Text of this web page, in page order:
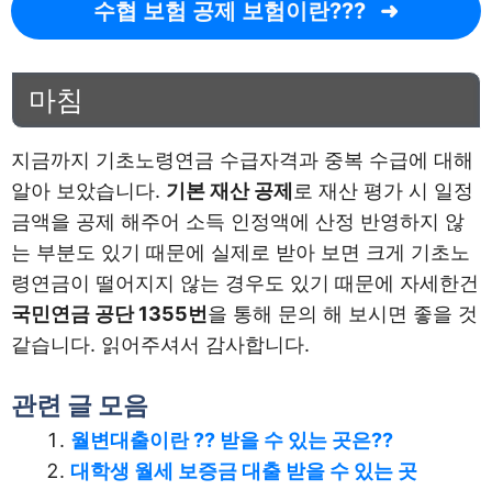
수협 보험 공제 보험이란???
마침
지금까지 기초노령연금 수급자격과 중복 수급에 대해
알아 보았습니다. 기본 재산 공제 로 재산 평가 시 일정
금액을 공제 해주어 소득 인정액에 산정 반영하지 않
는 부분도 있기 때문에 실제로 받아 보면 크게 기초노
령연금이 떨어지지 않는 경우도 있기 때문에 자세한건
국민연금 공단 1355번을 통해 문의 해 보시면 좋을 것
같습니다. 읽어주셔서 감사합니다.
관련 글 모음
월변대출이란 ?? 받을 수 있는 곳은??
대학생 월세 보증금 대출 받을 수 있는 곳